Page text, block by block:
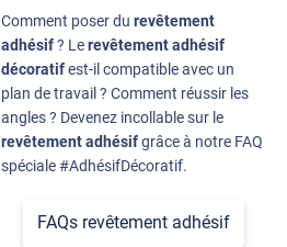
Comment poser du revêtement
adhésif? Lerevêtement adhésif
décoratifest-il compatible avec un
plan de travail ? Comment réussir les
angles ? Devenez incollable sur le
revêtement adhésifgrâce à notre FAQ
spéciale #AdhésifDécoratif.
FAQs revêtement adhésif